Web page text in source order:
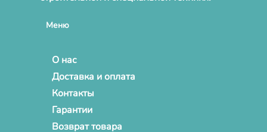
Меню
О нас
Доставка и оплата
Контакты
Гарантии
Возврат товара